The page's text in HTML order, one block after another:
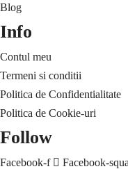
Blog
Info
Contul meu
Termeni si conditii
Politica de Confidentialitate
Politica de Cookie-uri
Follow
Facebook-f Facebook-